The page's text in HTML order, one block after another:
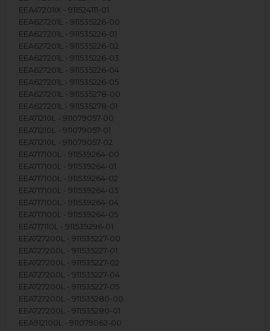
EEA47201IX - 911524111-01
EEA627201L - 911535226-00
EEA627201L - 911535226-01
EEA627201L - 911535226-02
EEA627201L - 911535226-03
EEA627201L - 911535226-04
EEA627201L - 911535226-05
EEA627201L - 911535278-00
EEA627201L - 911535278-01
EEA71210L - 911079057-00
EEA71210L - 911079057-01
EEA71210L - 911079057-02
EEA717100L - 911539264-00
EEA717100L - 911539264-01
EEA717100L - 911539264-02
EEA717100L - 911539264-03
EEA717100L - 911539264-04
EEA717100L - 911539264-05
EEA717110L - 911539296-01
EEA727200L - 911535227-00
EEA727200L - 911535227-01
EEA727200L - 911535227-02
EEA727200L - 911535227-04
EEA727200L - 911535227-05
EEA727200L - 911535280-00
EEA727200L - 911535280-01
EEA912100L - 911079062-00